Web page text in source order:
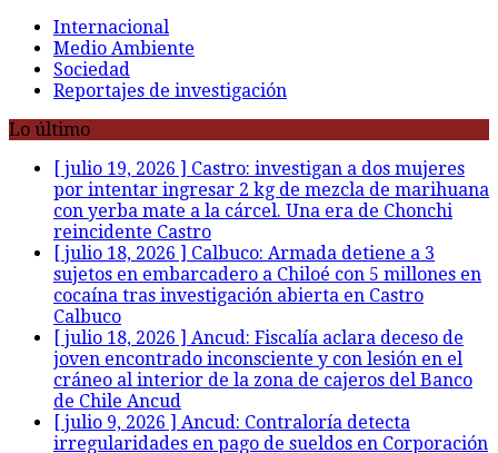
Internacional
Medio Ambiente
Sociedad
Reportajes de investigación
Lo último
[ julio 19, 2026 ] Castro: investigan a dos mujeres
por intentar ingresar 2 kg de mezcla de marihuana
con yerba mate a la cárcel. Una era de Chonchi
reincidente Castro
[ julio 18, 2026 ] Calbuco: Armada detiene a 3
sujetos en embarcadero a Chiloé con 5 millones en
cocaína tras investigación abierta en Castro
Calbuco
[ julio 18, 2026 ] Ancud: Fiscalía aclara deceso de
joven encontrado inconsciente y con lesión en el
cráneo al interior de la zona de cajeros del Banco
de Chile Ancud
[ julio 9, 2026 ] Ancud: Contraloría detecta
irregularidades en pago de sueldos en Corporación